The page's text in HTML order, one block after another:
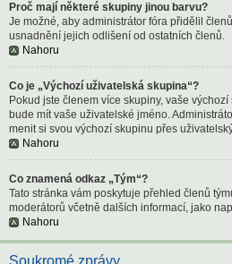
Proč mají některé skupiny jinou barvu?
Je možné, aby administrátor fóra přidělil
usnadnění jejich odlišení od ostatních členů.
Nahoru
Co je „Výchozí uživatelská skupina“?
Pokud jste členem více skupiny, vaše
bude mít vaše uživatelské jméno.
menit si svou výchozí skupinu přes
Nahoru
Co znamená odkaz „Tým“?
Tato stránka vám poskytuje přehled členů
moderátorů včetně dalších informací, jako
Nahoru
Soukromé zprávy